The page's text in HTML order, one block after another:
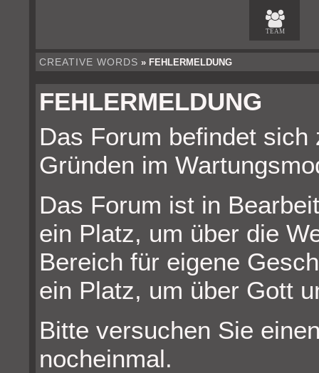
TEAM
CREATIVE WORDS » FEHLERMELDUNG
FEHLERMELDUNG
Das Forum befindet
Gründen im
Das Forum ist in
ein Platz, um über die
Bereich für eigene
ein Platz, um über Gott
Bitte versuchen Sie
nocheinmal.